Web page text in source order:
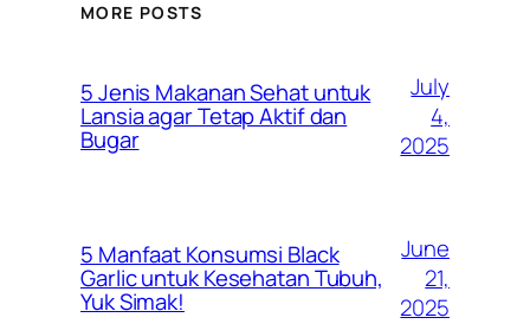
MORE POSTS
5 Jenis Makanan Sehat untuk
Lansia agar Tetap Aktif dan
Bugar
July
4,
2025
5 Manfaat Konsumsi Black
Garlic untuk Kesehatan Tubuh,
Yuk Simak!
June
21,
2025